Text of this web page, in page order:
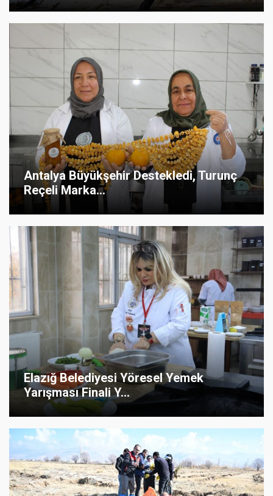
Antalya Büyükşehir Destekledi, Turunç
Reçeli Marka...
Elazığ Belediyesi Yöresel Yemek
Yarışması Finali Y...